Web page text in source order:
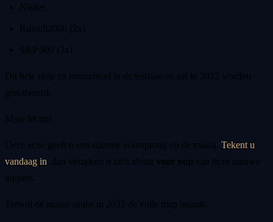
Nikkei
Russell2000 (2x)
S&P 500 (2x)
Dit hele rijtje zit momenteel in de testfase en zal in 2022 worden
geactiveerd.
Maar let op!
Deze actie geeft u een enorme voorsprong op de massa. Tekent u
vandaag in , dan verzekert u zich alvast voor nop van deze nieuwe
toppers.
Terwijl de massa straks in 2022 de volle mep betaalt.